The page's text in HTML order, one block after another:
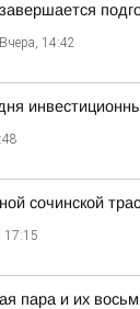
Вчера, 14:42
сочинской
17:15
пара и их